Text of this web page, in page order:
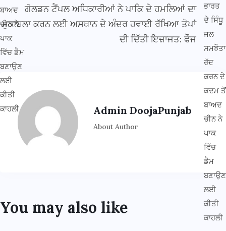
ਗੋਲਡਨ ਟੈਂਪਲ ਅਧਿਕਾਰੀਆਂ ਨੇ ਪਾਕਿ ਦੇ ਹਮਲਿਆਂ ਦਾ
ਮੁਕਾਬਲਾ ਕਰਨ ਲਈ ਅਸਥਾਨ ਦੇ ਅੰਦਰ ਹਵਾਈ ਰੱਖਿਆ ਤੋਪਾਂ
ਦੀ ਦਿੱਤੀ ਇਜ਼ਾਜਤ: ਫੌਜ
Admin DoojaPunjab
About Author
You may also like